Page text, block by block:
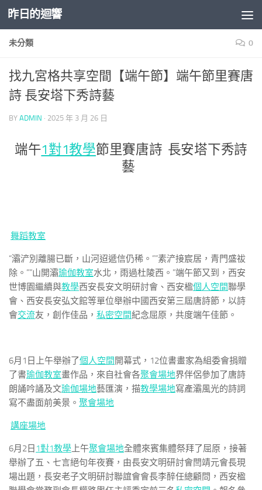
Skip to content
昨日的迴響
未分類 0
找九宮格共享空間【端午節】端午節里賽唐
詩 長安塔下秀詩藝
BY ADMIN · 2025 年 3 月 26 日
端午1對1教學節里賽唐詩 長安塔下秀詩
藝
舞蹈教室
“灞浐別離腸已斷，山河迢遞信仍稀。””素浐接宸居，青門盛祓
除。””山開灞瑜伽教室水北，雨過杜陵西。”端午節又到，西安
世博園繼續與教學西安長安文明研討會、西安楹個人空間聯學
會、西安長安弘文館等單位舉辦中國西安第三屆唐詩節，以詩
會交流友，創作佳品， 私密空間紀念屈原，共度端午佳節。
6月1日上午舉辦了個人空間 開幕式，12位書畫家為組委會捐贈
了書瑜伽教室畫作品，來自社會各聚會場地界伴侶參加了唐詩
朗誦吟誦及文瑜伽場地藝匯演，描教學場地寫產灞風光的詩詞
寫不盡面前美景。 聚會場地
講座場地
6月2日 1對1教學 上午聚會場地全體來賓集體祭拜了屈原，接著
舉辦了五、七言絕句年夜賽，由長安文明研討會閆靖元會長現
場出題，長安老子文明研討聯誼會會長李醉任總顧問，西安楹